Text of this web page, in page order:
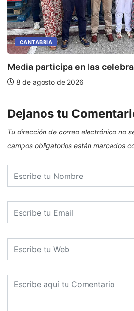
CANTABRIA
Media participa en las
8 de agosto de 2026
Dejanos tu
Tu dirección de correo electrónico no
campos obligatorios están marcados